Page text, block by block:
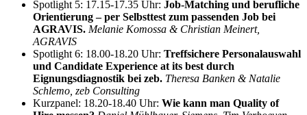
Spotlight 5: 17.15-17.35 Uhr: Job-Matching und berufliche
Orientierung – per Selbsttest zum passenden Job bei
AGRAVIS. Melanie Komossa & Christian Meinert,
AGRAVIS
Spotlight 6: 18.00-18.20 Uhr: Treffsichere Personalauswahl
und Candidate Experience at its best durch
Eignungsdiagnostik bei zeb. Theresa Banken & Natalie
Schlemo, zeb Consulting
Kurzpanel: 18.20-18.40 Uhr: Wie kann man Quality of